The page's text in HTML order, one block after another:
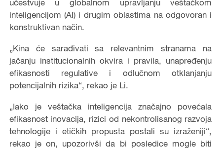
učestvuje u globalnom upravljanju veštačkom
inteligencijom (AI) i drugim oblastima na odgovoran i
konstruktivan način.
„Kina će sarađivati sa relevantnim stranama na
jačanju institucionalnih okvira i pravila, unapređenju
efikasnosti regulative i odlučnom otklanjanju
potencijalnih rizika“, rekao je Li.
„Iako je veštačka inteligencija značajno povećala
efikasnost inovacija, rizici od nekontrolisanog razvoja
tehnologije i etičkih propusta postali su izraženiji“,
rekao je on, upozorivši da bi posledice mogle biti